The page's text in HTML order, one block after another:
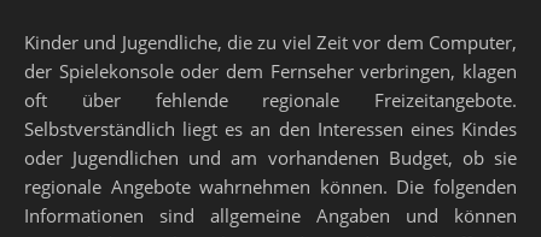
Kinder und Jugendliche, die zu viel Zeit vor dem Computer,
der Spielekonsole oder dem Fernseher verbringen, klagen
oft über fehlende regionale Freizeitangebote.
Selbstverständlich liegt es an den Interessen eines Kindes
oder Jugendlichen und am vorhandenen Budget, ob sie
regionale Angebote wahrnehmen können. Die folgenden
Informationen sind allgemeine Angaben und können